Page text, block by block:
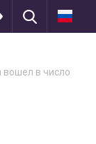
вошел в число